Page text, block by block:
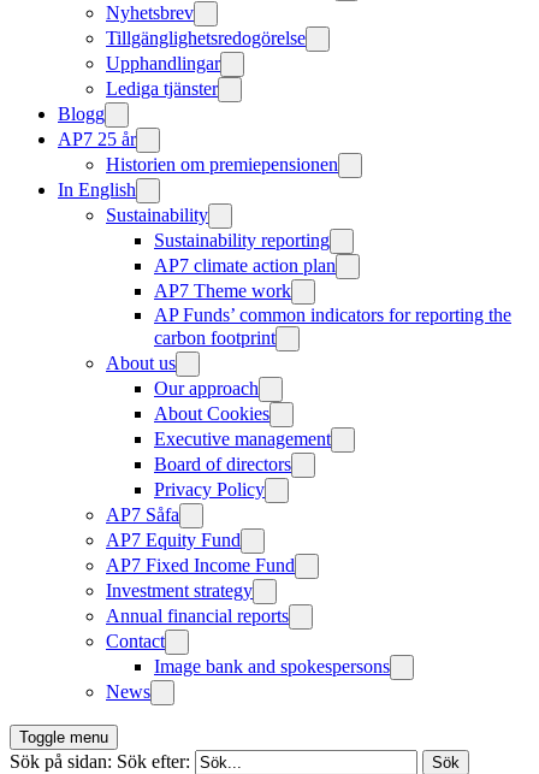
Nyhetsbrev
Tillgänglighetsredogörelse
Upphandlingar
Lediga tjänster
Blogg
AP7 25 år
Historien om premiepensionen
In English
Sustainability
Sustainability reporting
AP7 climate action plan
AP7 Theme work
AP Funds’ common indicators for reporting the
carbon footprint
About us
Our approach
About Cookies
Executive management
Board of directors
Privacy Policy
AP7 Såfa
AP7 Equity Fund
AP7 Fixed Income Fund
Investment strategy
Annual financial reports
Contact
Image bank and spokespersons
News
Toggle menu
Sök på sidan: Sök efter: